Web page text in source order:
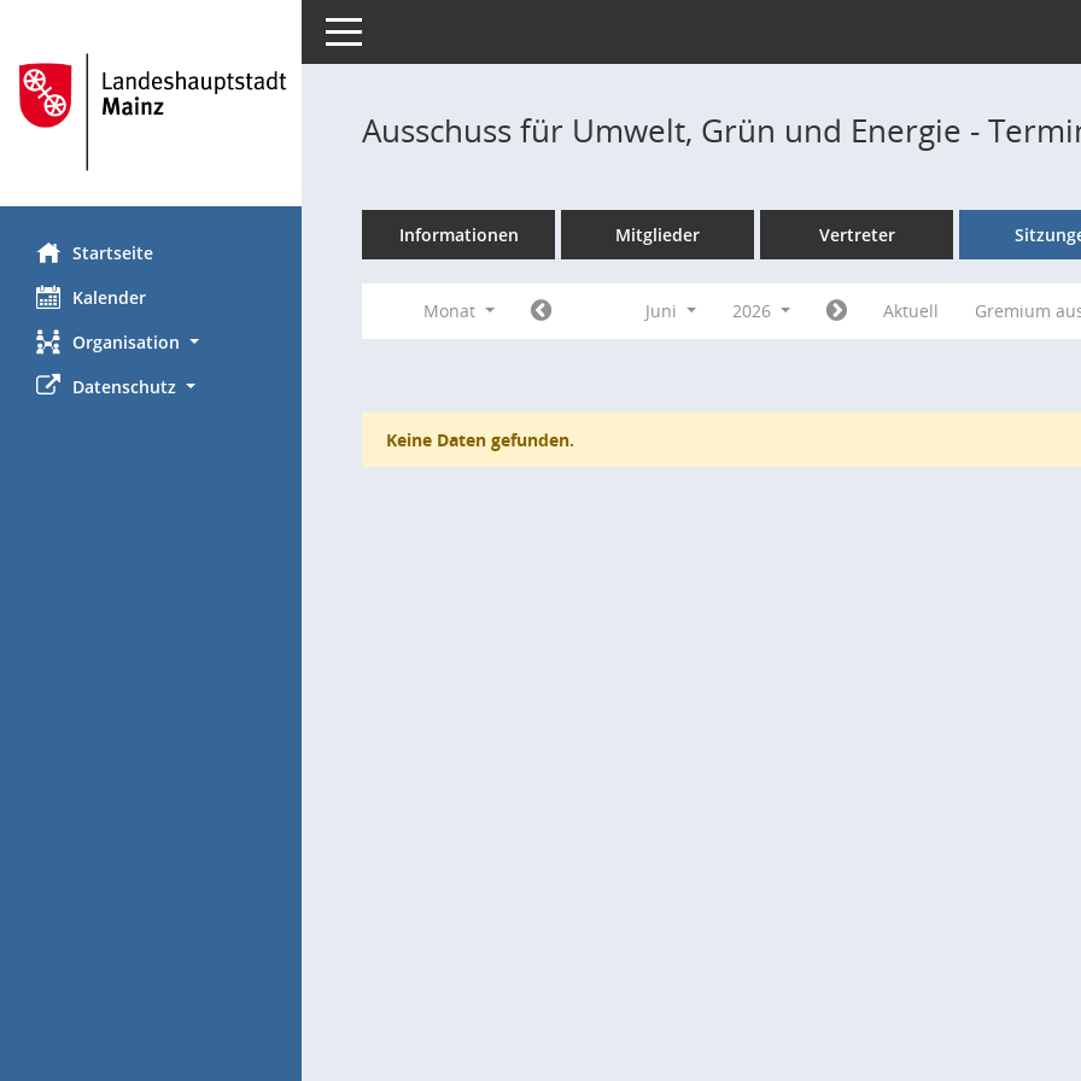
Startseite
Kalender
Organisation
Datenschutz
Toggle navigation
Ausschuss für Umwelt, Grün und Energie -
Informationen Mitglieder Vertreter
Monat Juni 2026 Aktuell Gremium
Keine Daten gefunden.